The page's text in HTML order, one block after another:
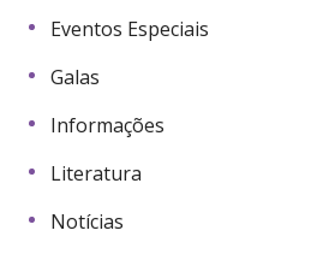
Eventos Especiais
Galas
Informações
Literatura
Notícias